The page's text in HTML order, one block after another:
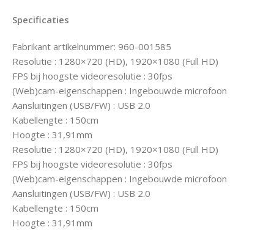
Specificaties
Fabrikant artikelnummer: 960-001585
Resolutie : 1280×720 (HD), 1920×1080 (Full HD)
FPS bij hoogste videoresolutie : 30fps
(Web)cam-eigenschappen : Ingebouwde microfoon
Aansluitingen (USB/FW) : USB 2.0
Kabellengte : 150cm
Hoogte : 31,91mm
Resolutie : 1280×720 (HD), 1920×1080 (Full HD)
FPS bij hoogste videoresolutie : 30fps
(Web)cam-eigenschappen : Ingebouwde microfoon
Aansluitingen (USB/FW) : USB 2.0
Kabellengte : 150cm
Hoogte : 31,91mm